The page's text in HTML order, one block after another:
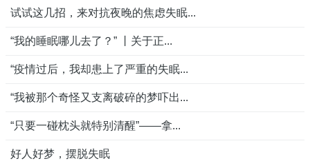
试试这几招，来对抗夜晚的焦虑失眠...
“我的睡眠哪儿去了？” 丨关于正...
“疫情过后，我却患上了严重的失眠...
“我被那个奇怪又支离破碎的梦吓出...
“只要一碰枕头就特别清醒”——拿...
好人好梦，摆脱失眠